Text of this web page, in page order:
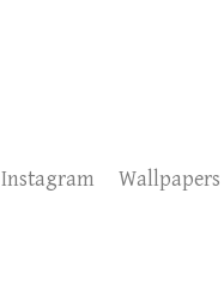
Instagram Wallpapers